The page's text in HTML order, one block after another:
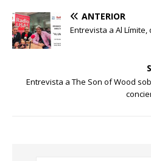
ANTERIOR
Entrevista a Al
Entrevista a The Son of Wood